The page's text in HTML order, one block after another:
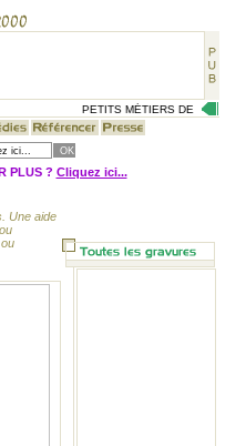
PETITS MÉTIERS DE RUE,
PLUS ? Cliquez ici...
Une aide